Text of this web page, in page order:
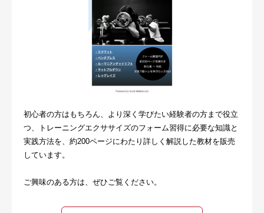
初心者の方はもちろん、より深く学びたい経験者の方まで役立
つ、トレーニングエクササイズのフォーム習得に必要な知識と
実践方法を、約200ページにわたり詳しく解説した教材を販売
しています。
ご興味のある方は、ぜひご覧ください。